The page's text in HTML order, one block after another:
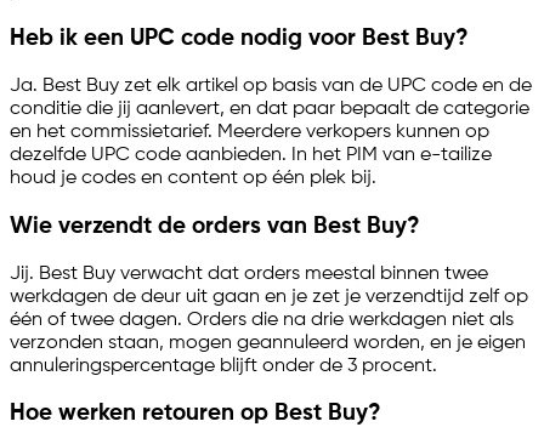
Heb ik een UPC code nodig voor Best Buy?
Ja. Best Buy zet elk artikel op basis van de UPC code en de
conditie die jij aanlevert, en dat paar bepaalt de categorie
en het commissietarief. Meerdere verkopers kunnen op
dezelfde UPC code aanbieden. In het PIM van e-tailize
houd je codes en content op één plek bij.
Wie verzendt de orders van Best Buy?
Jij. Best Buy verwacht dat orders meestal binnen twee
werkdagen de deur uit gaan en je zet je verzendtijd zelf op
één of twee dagen. Orders die na drie werkdagen niet als
verzonden staan, mogen geannuleerd worden, en je eigen
annuleringspercentage blijft onder de 3 procent.
Hoe werken retouren op Best Buy?